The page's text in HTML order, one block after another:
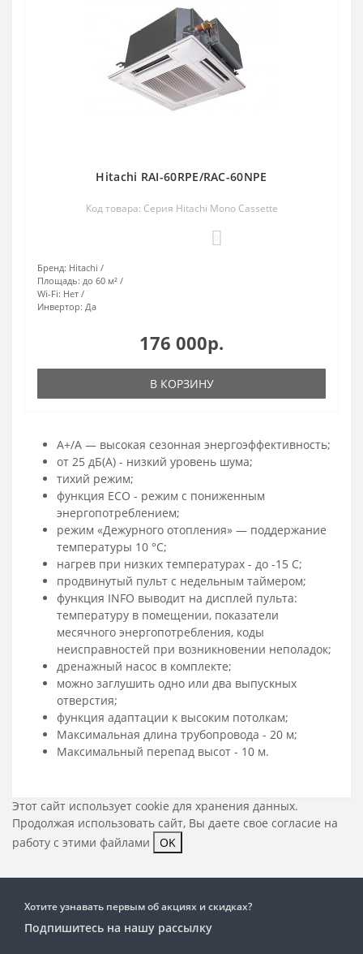
Hitachi RAI-60RPE/RAC-60NPE
Код товара: Серия Hitachi Mono Cassette
Бренд: Hitachi
Площадь: до 60 м²
Wi-Fi: Нет
Инвертор: Да
176 000р.
В КОРЗИНУ
A+/A — высокая сезонная энергоэффективность;
от 25 дБ(А) - низкий уровень шума;
тихий режим;
функция ECO - режим с пониженным
энергопотреблением;
режим «Дежурного отопления» — поддержание
температуры 10 °C;
нагрев при низких температурах - до -15 С;
продвинутый пульт с недельным таймером;
функция INFO выводит на дисплей пульта:
температуру в помещении, показатели
месячного энергопотребления, коды
неисправностей при возникновении неполадок;
дренажный насос в комплекте;
можно заглушить одно или два выпускных
отверстия;
функция адаптации к высоким потолкам;
Максимальная длина трубопровода - 20 м;
Максимальный перепад высот - 10 м.
Этот сайт использует cookie для хранения данных.
Продолжая использовать сайт, Вы даете свое согласие на
работу с этими файлами
OK
Хотите узнавать первым об акциях и скидках?
Подпишитесь на нашу рассылку